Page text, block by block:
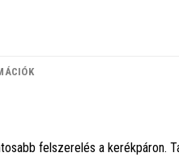
felszerelés a kerékpáron.